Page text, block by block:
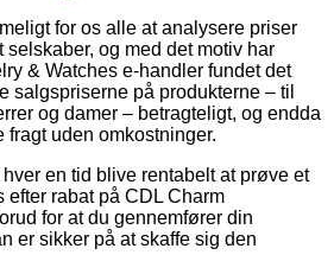
for os alle at analysere priser
selskaber, og med det motiv har
& Watches e-handler fundet det
salgspriserne på produkterne – til
og damer – betragteligt, og endda
fragt uden omkostninger.
en tid blive rentabelt at prøve et
efter rabat på CDL Charm
for at du gennemfører din
er sikker på at skaffe sig den